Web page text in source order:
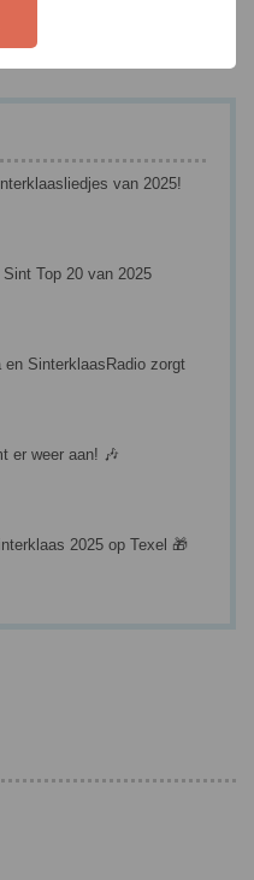
van 2025!
Top 20 van 2025
SinterklaasRadio zorgt
er weer aan! 🎶
2025 op Texel 🎁